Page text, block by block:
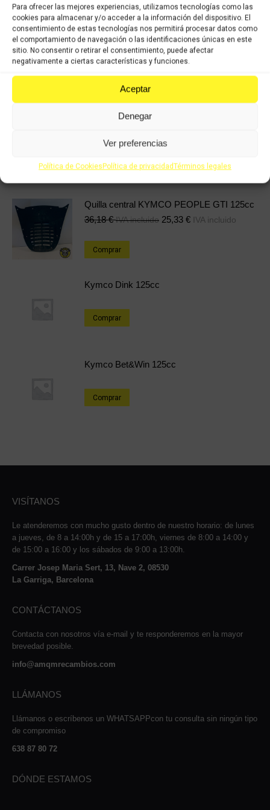
Para ofrecer las mejores experiencias, utilizamos tecnologías como las
cookies para almacenar y/o acceder a la información del dispositivo. El
consentimiento de estas tecnologías nos permitirá procesar datos como
el comportamiento de navegación o las identificaciones únicas en este
sitio. No consentir o retirar el consentimiento, puede afectar
negativamente a ciertas características y funciones.
Aceptar
Denegar
Ver preferencias
Política de CookiesPolítica de privacidadTérminos legales
Categorías:Recambios ocasión Kymco ,KYMCO KXCT 125cc (2014-
2019),KYMCO KXCT 300cc (2014-2019)
SKU: 1111299
Share this product
PinterestLinkedIn
Productos relacionados
Quilla central KYMCO PEOPLE GTI 125cc
36,18€ IVA incluido 25,33 € IVA incluido
Comprar
Kymco Dink 125cc
Comprar
Kymco Bet&Win 125cc
Comprar
VISÍTANOS
Le atenderemos con mucho gusto dentro de nuestro horario: de lunes
a jueves, de 8 a 14:00h y de 15 a 17:00h, viernes de 8:00 a 14:00 y
de 15:00 a 16:00 y los sábados de 9:00 a 13:00h.
Carrer Josep Maria Sert, 13, Nave 2, 08530
La Garriga, Barcelona
CONTÁCTANOS
Contacta con nosotros vía e-mail y te responderemos en la mayor
brevedad posible.
info@amqmrecambios.com
LLÁMANOS
Llámanos o escríbenos un WHATSAPPcon tu consulta sin ningún tipo
de compromiso
638 87 80 72
DÓNDE ESTAMOS